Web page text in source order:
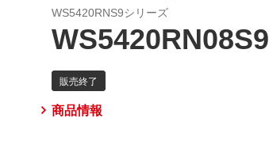
WS5420RNS9シリーズ
WS5420RN08S9
商品情報